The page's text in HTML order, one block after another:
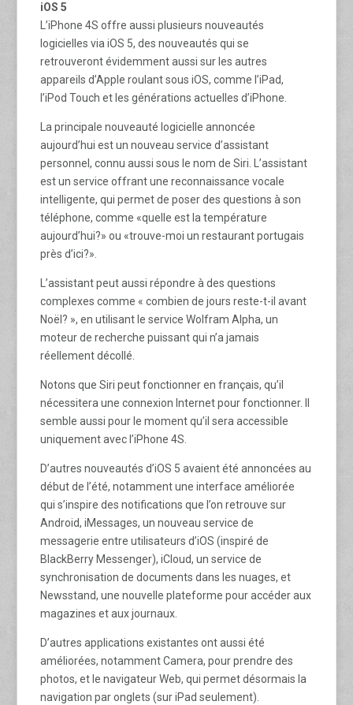
iOS 5
L’iPhone 4S offre aussi plusieurs nouveautés
logicielles via iOS 5, des nouveautés qui se
retrouveront évidemment aussi sur les autres
appareils d’Apple roulant sous iOS, comme l’iPad,
l’iPod Touch et les générations actuelles d’iPhone.
La principale nouveauté logicielle annoncée
aujourd’hui est un nouveau service d’assistant
personnel, connu aussi sous le nom de Siri. L’assistant
est un service offrant une reconnaissance vocale
intelligente, qui permet de poser des questions à son
téléphone, comme «quelle est la température
aujourd’hui?» ou «trouve-moi un restaurant portugais
près d’ici?».
L’assistant peut aussi répondre à des questions
complexes comme « combien de jours reste-t-il avant
Noël? », en utilisant le service Wolfram Alpha, un
moteur de recherche puissant qui n’a jamais
réellement décollé.
Notons que Siri peut fonctionner en français, qu’il
nécessitera une connexion Internet pour fonctionner. Il
semble aussi pour le moment qu’il sera accessible
uniquement avec l’iPhone 4S.
D’autres nouveautés d’iOS 5 avaient été annoncées au
début de l’été, notamment une interface améliorée
qui s’inspire des notifications que l’on retrouve sur
Android, iMessages, un nouveau service de
messagerie entre utilisateurs d’iOS (inspiré de
BlackBerry Messenger), iCloud, un service de
synchronisation de documents dans les nuages, et
Newsstand, une nouvelle plateforme pour accéder aux
magazines et aux journaux.
D’autres applications existantes ont aussi été
améliorées, notamment Camera, pour prendre des
photos, et le navigateur Web, qui permet désormais la
navigation par onglets (sur iPad seulement).